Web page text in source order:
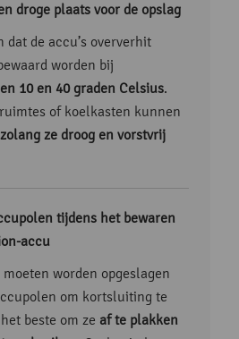
droge plaats voor de opslag
de accu’s oververhit
worden bij
10 en 40 graden Celsius.
of koelkasten kunnen
zolang ze droog en vorstvrij
tijdens het bewaren
accu
worden opgeslagen
om kortsluiting te
beste om ze af te plakken